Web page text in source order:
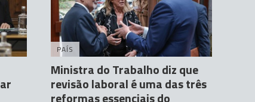
PAÍS
Ministra do Trabalho diz que
revisão laboral é uma das três
reformas essenciais do